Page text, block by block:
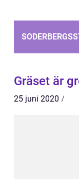
Gräset är
25 juni 2020